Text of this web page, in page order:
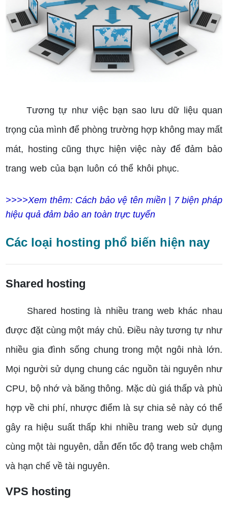
Tương tự như việc bạn sao lưu dữ liệu quan
trọng của mình để phòng trường hợp không may mất
mát, hosting cũng thực hiện việc này để đảm bảo
trang web của bạn luôn có thể khôi phục.
>>>>Xem thêm: Cách bảo vệ tên miền | 7 biện pháp
hiệu quả đảm bảo an toàn trực tuyến
Các loại hosting phổ biến hiện nay
Shared hosting
Shared hosting là nhiều trang web khác nhau
được đặt cùng một máy chủ. Điều này tương tự như
nhiều gia đình sống chung trong một ngôi nhà lớn.
Mọi người sử dụng chung các nguồn tài nguyên như
CPU, bộ nhớ và băng thông. Mặc dù giá thấp và phù
hợp về chi phí, nhược điểm là sự chia sẻ này có thể
gây ra hiệu suất thấp khi nhiều trang web sử dụng
cùng một tài nguyên, dẫn đến tốc độ trang web chậm
và hạn chế về tài nguyên.
VPS hosting